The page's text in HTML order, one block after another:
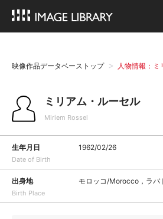
映像作品データベーストップ 人物情報：ミ
ミリアム・ルーセル
Miriem Rossel
生年月日
Date of Birth
1962/02/26
出身地
Birth Place
モロッコ/Morocco，ラバ